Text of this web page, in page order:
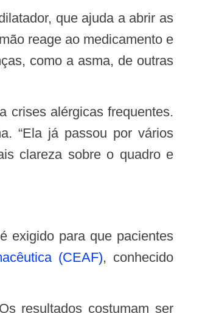
reage ao medicamento e
como a asma, de outras
“Ela já passou por vários
clareza sobre o quadro e
(CEAF), conhecido